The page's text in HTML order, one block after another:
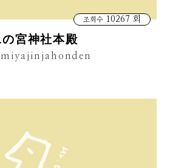
조회수10267 회
の宮神社本殿